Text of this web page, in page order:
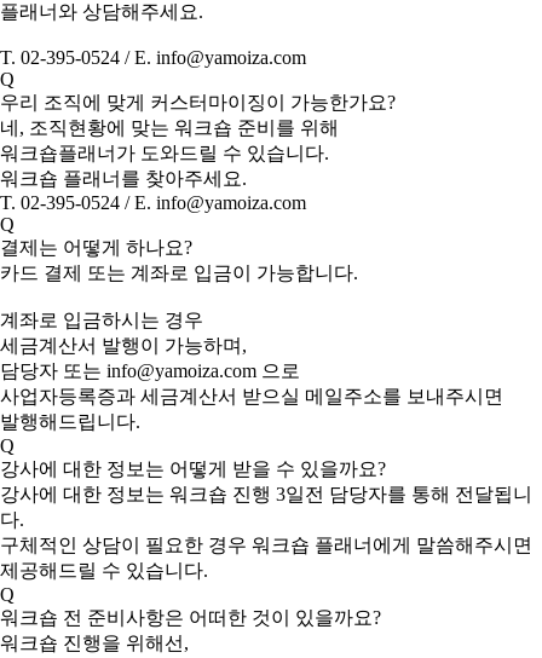
플래너와 상담해주세요.
T. 02-395-0524 / E. info@yamoiza.com
Q
우리 조직에 맞게 커스터마이징이 가능한가요?
네, 조직현황에 맞는 워크숍 준비를 위해
워크숍플래너가 도와드릴 수 있습니다.
워크숍 플래너를 찾아주세요.
T. 02-395-0524 / E. info@yamoiza.com
Q
결제는 어떻게 하나요?
카드 결제 또는 계좌로 입금이 가능합니다.
계좌로 입금하시는 경우
세금계산서 발행이 가능하며,
담당자 또는 info@yamoiza.com 으로
사업자등록증과 세금계산서 받으실 메일주소를 보내주시면
발행해드립니다.
Q
강사에 대한 정보는 어떻게 받을 수 있을까요?
강사에 대한 정보는 워크숍 진행 3일전 담당자를 통해 전달됩니
다.
구체적인 상담이 필요한 경우 워크숍 플래너에게 말씀해주시면
제공해드릴 수 있습니다.
Q
워크숍 전 준비사항은 어떠한 것이 있을까요?
워크숍 진행을 위해선,